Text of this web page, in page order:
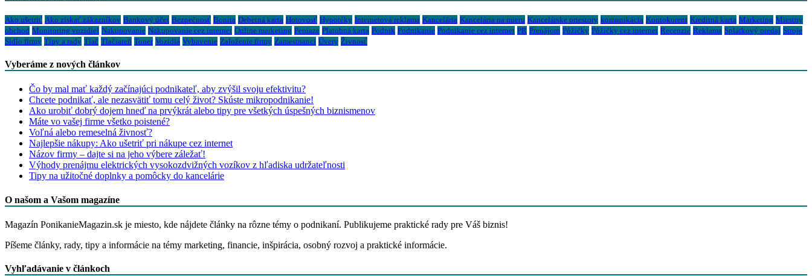
Ako ušetriť Ako získať zákazníkov Bankový účet Bezpečnosť Bonita Debetná karta Hotovosť Hypotéky Internetová reklama Kancelária Kancelária na mieru Kancelárske priestory komunikácia Kontokorent Kreditná karta Marketing Miestny
obchod Monitoring vozidiel Nakupovanie Nakupovanie cez internet Online marketing Peniaze Platobná karta Podnik Podnikanie Podnikanie cez internet PR Prenájom Pôžičky Pôžičky cez internet Recenzie Reklama Splátkový predaj Stroje
Sídlo firmy Tipy a rady Tlač Tlačiareň Toner Vozidlá Vybavenie Založenie firmy Zamestnanci Úvery Živnosť
Vyberáme z nových článkov
Čo by mal mať každý začínajúci podnikateľ, aby zvýšil svoju efektivitu?
Chcete podnikať, ale nezasvätiť tomu celý život? Skúste mikropodnikanie!
Ako urobiť dobrý dojem hneď na prvýkrát alebo tipy pre všetkých úspešných biznismenov
Máte vo vašej firme všetko poistené?
Voľná alebo remeselná živnosť?
Najlepšie nákupy: Ako ušetriť pri nákupe cez internet
Názov firmy – dajte si na jeho výbere záležať!
Výhody prenájmu elektrických vysokozdvižných vozíkov z hľadiska udržateľnosti
Tipy na užitočné doplnky a pomôcky do kancelárie
O našom a Vašom magazíne
Magazín PonikanieMagazin.sk je miesto, kde nájdete články na rôzne témy o podnikaní. Publikujeme praktické rady pre Váš biznis!
Píšeme články, rady, tipy a informácie na témy marketing, financie, inšpirácia, osobný rozvoj a praktické informácie.
Vyhľadávanie v článkoch